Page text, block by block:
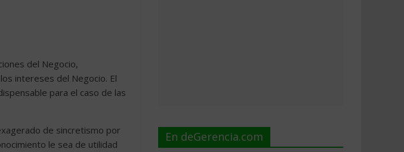
del Negocio,
intereses del Negocio. El
para el caso de las
de sincretismo por
le sea de utilidad
En deGerencia.com